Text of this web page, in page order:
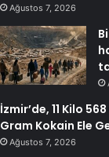
Ağustos 7, 2026
İzmir’de, 11 Kilo
Gram Kokain Ele
Ağustos 7, 2026